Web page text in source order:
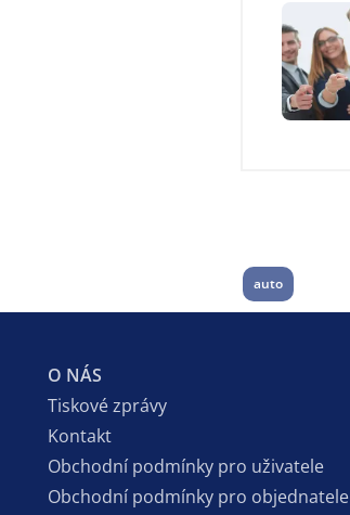
auto
O NÁS
Tiskové zprávy
Kontakt
Obchodní podmínky pro uživatele
Obchodní podmínky pro objednatele